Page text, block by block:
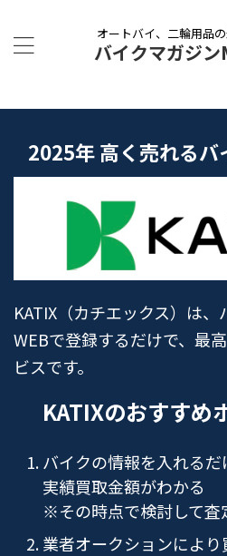
オートバイ、二輪用品
バイクマガジ
2025年 高く売れるバ
KATIX（カチエックス）は
WEBで登録するだけで、最
ビスです。
KATIXのおすすめ
バイクの情報を入れる
実績買取金額がわかる
※その時点で検討して査
業者オークションによ